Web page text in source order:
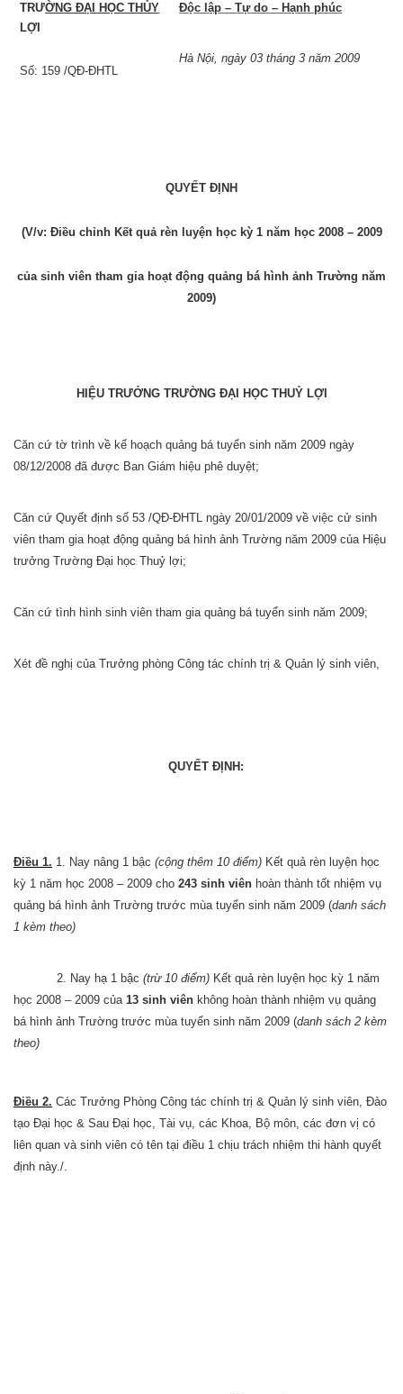
TRƯỜNG ĐẠI HỌC THỦY
LỢI
Số: 159 /QĐ-ĐHTL
Độc lập – Tự do – Hạnh phúc
Hà Nội, ngày 03 tháng 3 năm 2009
QUYẾT ĐỊNH
(V/v: Điều chỉnh Kết quả rèn luyện học kỳ 1 năm học 2008 – 2009
của sinh viên tham gia hoạt động quảng bá hình ảnh Trường năm
2009)
HIỆU TRƯỞNG TRƯỜNG ĐẠI HỌC THUỶ LỢI
Căn cứ tờ trình về kế hoạch quảng bá tuyển sinh năm 2009 ngày
08/12/2008 đã được Ban Giám hiệu phê duyệt;
Căn cứ Quyết định số 53 /QĐ-ĐHTL ngày 20/01/2009 về việc cử sinh
viên tham gia hoạt động quảng bá hình ảnh Trường năm 2009 của Hiệu
trưởng Trường Đại học Thuỷ lợi;
Căn cứ tình hình sinh viên tham gia quảng bá tuyển sinh năm 2009;
Xét đề nghị của Trưởng phòng Công tác chính trị & Quản lý sinh viên,
QUYẾT ĐỊNH:
Điều 1. 1. Nay nâng 1 bậc (cộng thêm 10 điểm) Kết quả rèn luyện học
kỳ 1 năm học 2008 – 2009 cho 243 sinh viên hoàn thành tốt nhiệm vụ
quảng bá hình ảnh Trường trước mùa tuyển sinh năm 2009 (danh sách
1 kèm theo)
2. Nay hạ 1 bậc (trừ 10 điểm) Kết quả rèn luyện học kỳ 1 năm
học 2008 – 2009 của 13 sinh viên không hoàn thành nhiệm vụ quảng
bá hình ảnh Trường trước mùa tuyển sinh năm 2009 (danh sách 2 kèm
theo)
Điều 2. Các Trưởng Phòng Công tác chính trị & Quản lý sinh viên, Đào
tạo Đại học & Sau Đại học, Tài vụ, các Khoa, Bộ môn, các đơn vị có
liên quan và sinh viên có tên tại điều 1 chịu trách nhiệm thi hành quyết
định này./.